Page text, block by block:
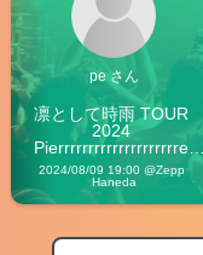
pe さん
凛として時雨 TOUR
2024
Pierrrrrrrrrrrrrrrrrrrre
Vibes
2024/08/09 19:00 @Zepp
Haneda